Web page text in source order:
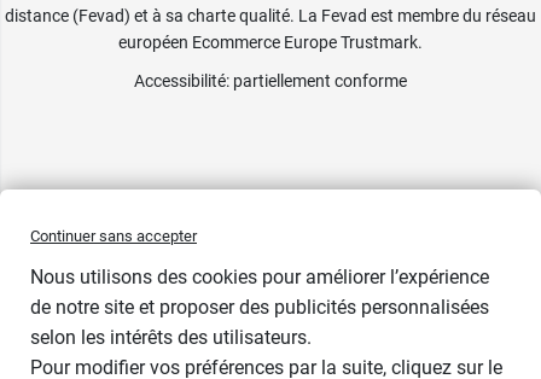
distance (Fevad) et à sa charte qualité. La Fevad est membre du réseau
européen Ecommerce Europe Trustmark.
Accessibilité: partiellement conforme
Continuer sans accepter
Nous utilisons des cookies pour améliorer l’expérience
de notre site et proposer des publicités personnalisées
selon les intérêts des utilisateurs.
Pour modifier vos préférences par la suite, cliquez sur le